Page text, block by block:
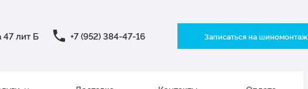
47 лит Б +7 (952) 384-47-16 Записаться на шиномонтаж